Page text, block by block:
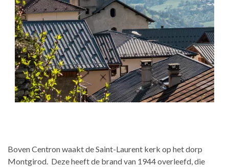
Boven Centron waakt de Saint-Laurent kerk op het dorp
Montgirod. Deze heeft de brand van 1944 overleefd, die